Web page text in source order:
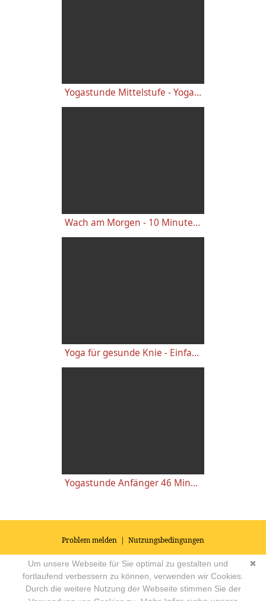
Yogastunde Mittelstufe - Yoga Vidya Grundreihe
Wach am Morgen - 10 Minuten Yogastunde für Energie
Yoga für gesunde Knie - Einfache wirkungsvolle Gelenkübungen
Yogastunde Anfänger 46 Minuten
Problem melden | Nutzungsbedingungen
© 2026Impressum|Datenschutz|AGB's| Yoga Vidya Community -
Forum für Yoga, Meditation und Ayurveda Powered by
✖
Um unsere Webseite für Sie optimal zu gestalten und
fortlaufend verbessern zu können, verwenden wir Cookies.
Durch die weitere Nutzung der Webseite stimmen Sie der